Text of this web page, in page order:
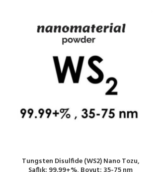
Tungsten Disulfide (WS2) Nano Tozu,